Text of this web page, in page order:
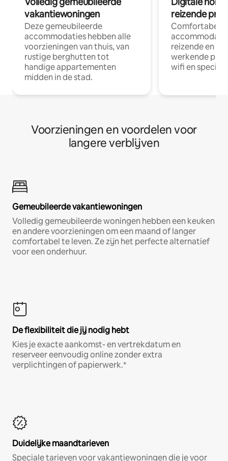
vakantiewoningen
Deze gemeubileerde
accommodaties hebben alle
voorzieningen van thuis, van
rustige berghutten tot
handige appartementen
midden in de stad.
reizende
Comfortabele
reizende en
werkende
wifi en
Voorzieningen en voordelen voor
langere verblijven
Gemeubileerde vakantiewoningen
Volledig gemeubileerde woningen hebben een keuken
en andere voorzieningen om een maand of langer
comfortabel te leven. Ze zijn het perfecte alternatief
voor een onderhuur.
De flexibiliteit die jij nodig hebt
Kies je exacte aankomst- en vertrekdatum en
reserveer eenvoudig online zonder extra
verplichtingen of papierwerk.*
Duidelijke maandtarieven
Speciale tarieven voor vakantiewoningen die je voor